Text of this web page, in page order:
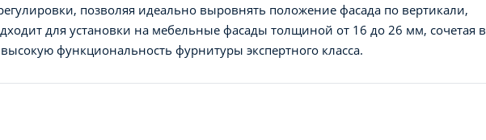
позволяя идеально выровнять положение фасада по вертикали,
для установки на мебельные фасады толщиной от 16 до 26 мм, сочетая в
функциональность фурнитуры экспертного класса.